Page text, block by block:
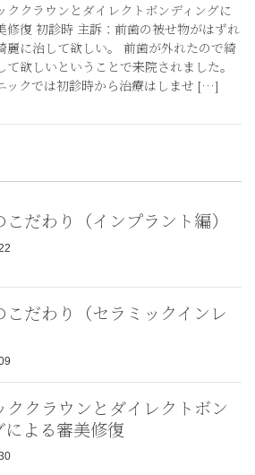
ククラウンとダイレクトボンディングに
修復 初診時 主訴：前歯の被せ物がはずれ
麗に治して欲しい。 前歯が外れたので綺
て欲しいということで来院されました。
ックでは初診時から治療はしませ […]
だわり（インプラント編）
こだわり（セラミックインレ
ククラウンとダイレクトボン
による審美修復